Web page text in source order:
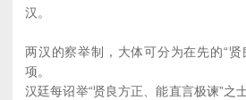
汉。
两汉的察举制，大体可分为在先的“贤
项。
汉廷每诏举“贤良方正、能直言极谏”之